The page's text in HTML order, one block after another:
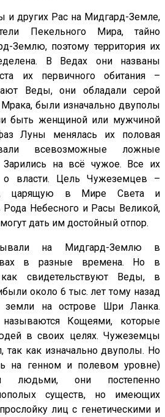
и других Рас на Мидгард-Земле,
Пекельного Мира, тайно
Землю, поэтому территория их
В Ведах они названы
их первичного обитания –
Веды, они обладали серой
были изначально двуполы
быть женщиной или мужчиной
Луны менялась их половая
всевозможные ложные
Зарились на всё чужое. Все их
власти. Цель Чужеземцев –
царящую в Мире Света и
Небесного и Расы Великой,
дать им достойный отпор.
на Мидгард-Землю в
в разные времена. Но в
свидетельствуют Веды, в
около 6 тыс. лет тому назад
земли на острове Шри Ланка.
Кощеями, которые
в своих целях. Чужеземцы
так как изначально двуполы. Но
на генном и полевом уровне)
людьми, они постепенно
существ, но имеющих
лиц с генетическими и